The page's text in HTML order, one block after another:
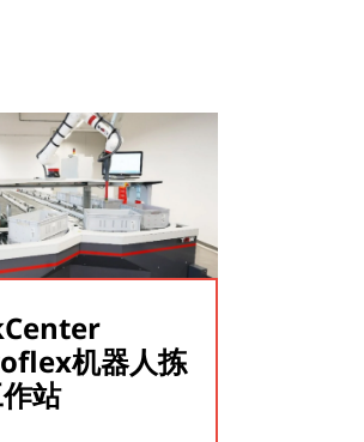
机器人拣
站